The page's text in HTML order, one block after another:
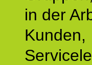
in der